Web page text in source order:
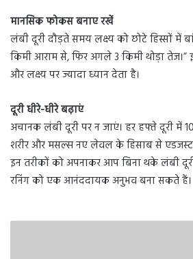
मानसिक फोकस बनाए रखें
लंबी दूरी दौड़ते समय लक्ष्य को छोटे हिस्सों में
किमी आराम से, फिर अगले 3 किमी थोड़ा
और लक्ष्य पर ज्यादा ध्यान देता है।
दूरी धीरे-धीरे बढ़ाएं
अचानक लंबी दूरी पर न जाएं। हर हफ्ते दूरी में
शरीर और मसल्स नए लेवल के हिसाब से
इन तरीकों को अपनाकर आप बिना थके लंबी
रनिंग को एक आनंददायक अनुभव बना सकते हैं।